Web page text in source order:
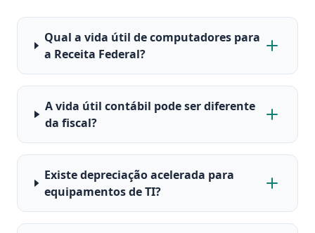
Qual a vida útil de computadores para
a Receita Federal?
A vida útil contábil pode ser diferente
da fiscal?
Existe depreciação acelerada para
equipamentos de TI?